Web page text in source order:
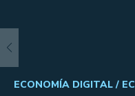
ECONOMÍA DIGITAL /